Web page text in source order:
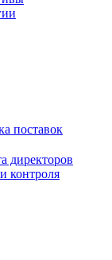
поставок
директоров
контроля